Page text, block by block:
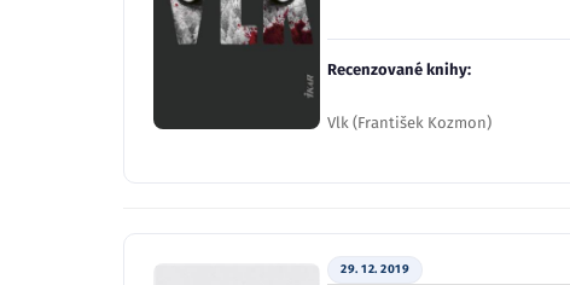
Recenzované knihy:
Vlk (František Kozmon)
29. 12. 2019